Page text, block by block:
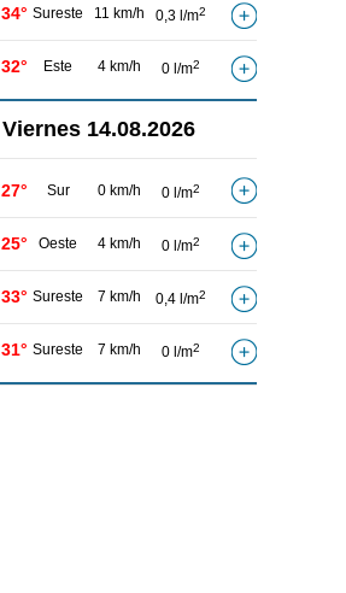
34° Sureste 11 km/h 0,3 l/m2
32° Este 4 km/h 0 l/m2
Viernes 14.08.2026
27° Sur 0 km/h 0 l/m2
25° Oeste 4 km/h 0 l/m2
33° Sureste 7 km/h 0,4 l/m2
31° Sureste 7 km/h 0 l/m2